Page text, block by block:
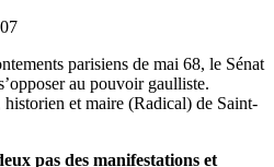
parisiens de mai 68, le Sénat
au pouvoir gaulliste.
et maire (Radical) de Saint-
pas des manifestations et